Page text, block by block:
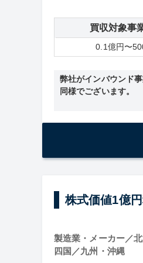
買収対象事
0.1億円〜
弊社がインバウンド
同様でございます。
株式価値1億
製造業・メーカー／
四国／九州・沖縄